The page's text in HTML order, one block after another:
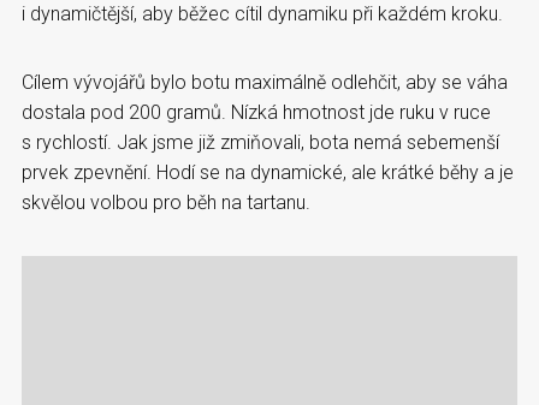
i dynamičtější, aby běžec cítil dynamiku při každém kroku.
Cílem vývojářů bylo botu maximálně odlehčit, aby se váha
dostala pod 200 gramů. Nízká hmotnost jde ruku v ruce
s rychlostí. Jak jsme již zmiňovali, bota nemá sebemenší
prvek zpevnění. Hodí se na dynamické, ale krátké běhy a je
skvělou volbou pro běh na tartanu.